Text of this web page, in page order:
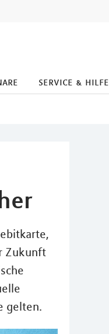
service & hilfe
Zukunft
gelten.